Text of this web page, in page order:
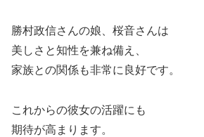
勝村政信さんの娘、桜音さんは
美しさと知性を兼ね備え、
家族との関係も非常に良好です。
これからの彼女の活躍にも
期待が高まります。